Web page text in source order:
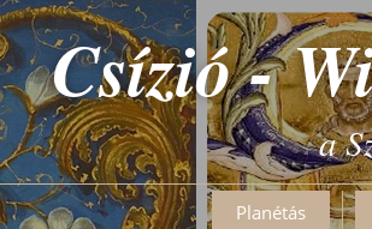
Csízió -
a
Planétás